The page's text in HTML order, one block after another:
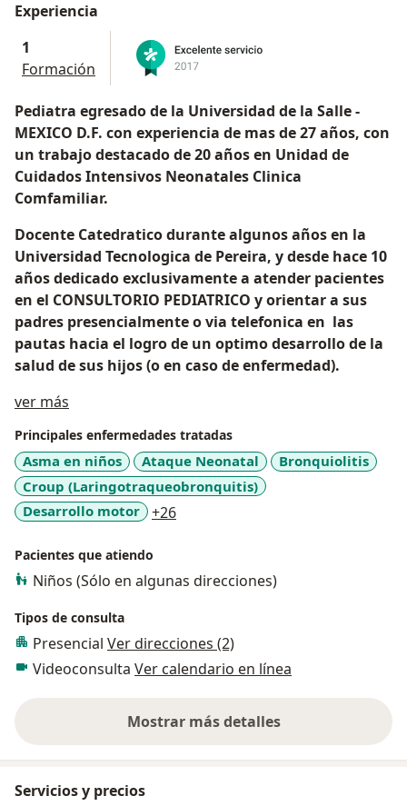
Experiencia
1
Formación
Pediatra egresado de la Universidad de la Salle -
MEXICO D.F. con experiencia de mas de 27 años, con
un trabajo destacado de 20 años en Unidad de
Cuidados Intensivos Neonatales Clinica
Comfamiliar.
Docente Catedratico durante algunos años en la
Universidad Tecnologica de Pereira, y desde hace 10
años dedicado exclusivamente a atender pacientes
en el CONSULTORIO PEDIATRICO y orientar a sus
padres presencialmente o via telefonica en las
pautas hacia el logro de un optimo desarrollo de la
salud de sus hijos (o en caso de enfermedad).
ver más
Principales enfermedades tratadas
Asma en niños Ataque Neonatal
Bronquiolitis
Croup (Laringotraqueobronquitis)
Desarrollo motor
+26a11y_sr_more_diseases
Pacientes que atiendo
Niños (Sólo en algunas direcciones)
Tipos de consulta
Presencial Ver direcciones (2)
Videoconsulta Ver calendario en línea
Mostrar más detalles
sobre la experiencia
Servicios y precios